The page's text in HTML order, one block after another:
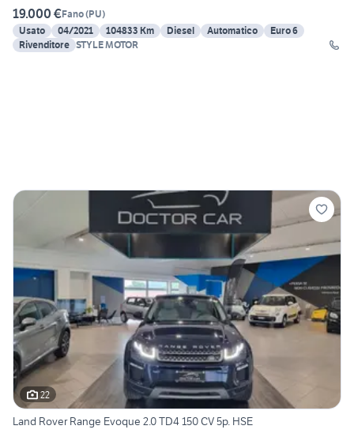
19.000 €Fano(PU)
Usato
04/2021 104833 Km Diesel Automatico
Euro 6
Rivenditore STYLE MOTOR
22
Land Rover Range Evoque 2.0 TD4 150 CV 5p. HSE